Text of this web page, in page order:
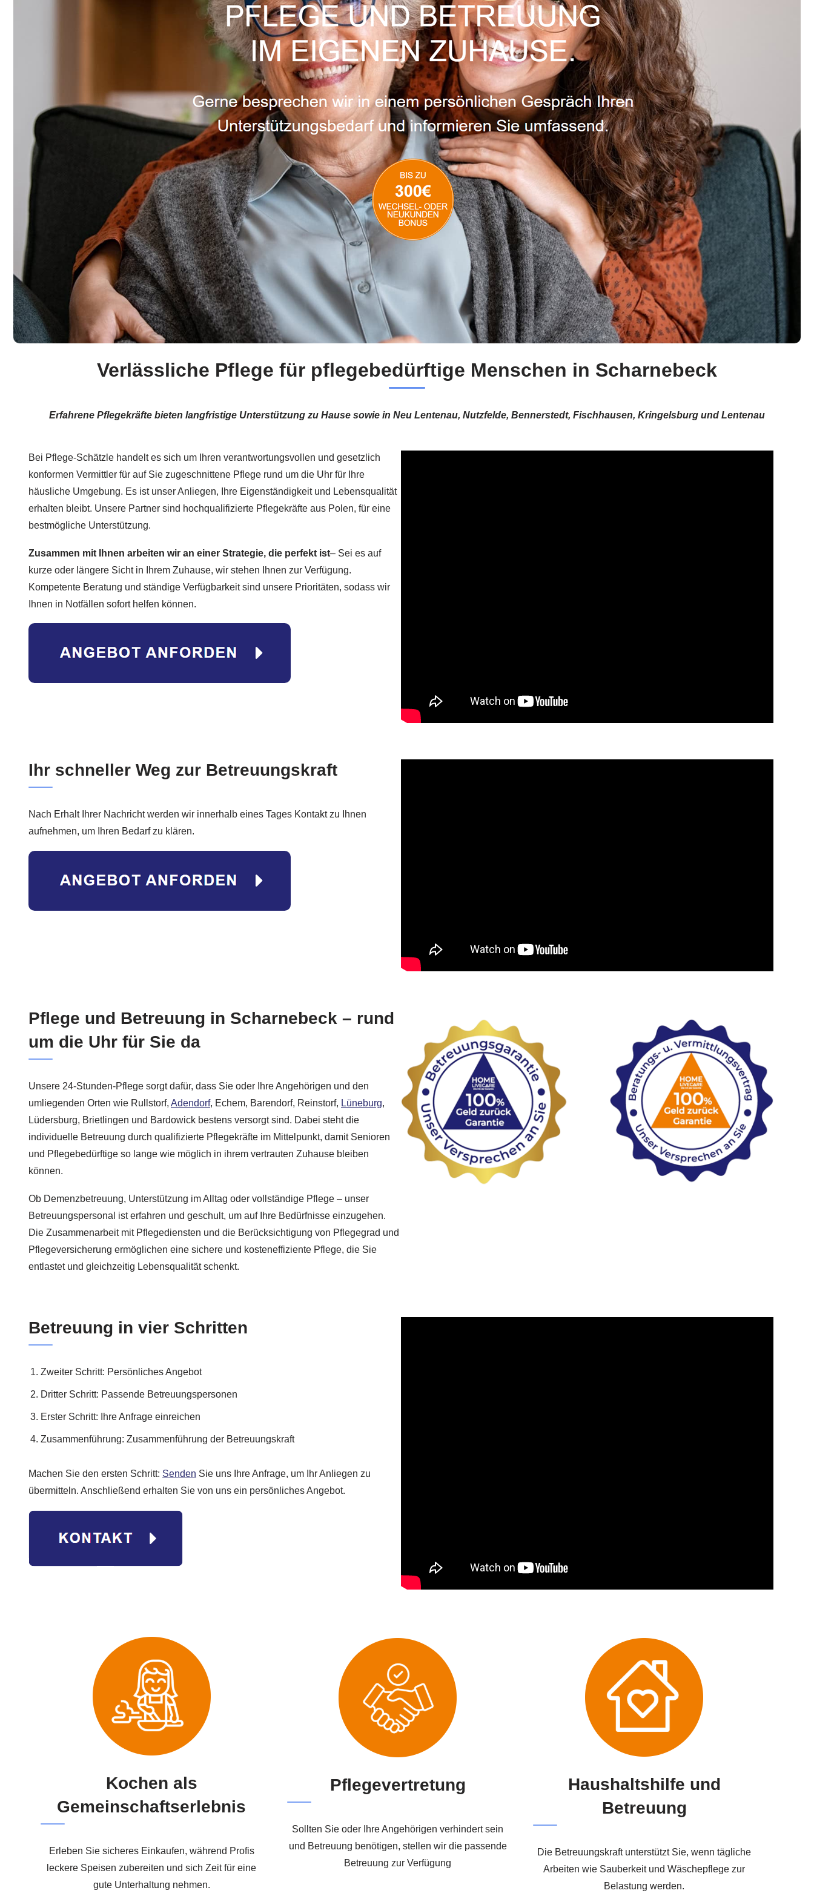
Verlässliche Pflege für pflegebedürftige Menschen in Scharnebeck
Erfahrene Pflegekräfte bieten langfristige Unterstützung zu Hause sowie in Neu Lentenau, Nutzfelde, Bennerstedt, Fischhausen, Kringelsburg und Lentenau
Bei Pflege-Schätzle handelt es sich um Ihren verantwortungsvollen und gesetzlich
konformen Vermittler für auf Sie zugeschnittene Pflege rund um die Uhr für Ihre
häusliche Umgebung. Es ist unser Anliegen, Ihre Eigenständigkeit und Lebensqualität
erhalten bleibt. Unsere Partner sind hochqualifizierte Pflegekräfte aus Polen, für eine
bestmögliche Unterstützung.
Zusammen mit Ihnen arbeiten wir an einer Strategie, die perfekt ist– Sei es auf
kurze oder längere Sicht in Ihrem Zuhause, wir stehen Ihnen zur Verfügung.
Kompetente Beratung und ständige Verfügbarkeit sind unsere Prioritäten, sodass wir
Ihnen in Notfällen sofort helfen können.
Ihr schneller Weg zur Betreuungskraft
Nach Erhalt Ihrer Nachricht werden wir innerhalb eines Tages Kontakt zu Ihnen
aufnehmen, um Ihren Bedarf zu klären.
Pflege und Betreuung in Scharnebeck – rund
um die Uhr für Sie da
Unsere 24-Stunden-Pflege sorgt dafür, dass Sie oder Ihre Angehörigen und den
umliegenden Orten wie Rullstorf, Adendorf, Echem, Barendorf, Reinstorf, Lüneburg,
Lüdersburg, Brietlingen und Bardowick bestens versorgt sind. Dabei steht die
individuelle Betreuung durch qualifizierte Pflegekräfte im Mittelpunkt, damit Senioren
und Pflegebedürftige so lange wie möglich in ihrem vertrauten Zuhause bleiben
können.
Ob Demenzbetreuung, Unterstützung im Alltag oder vollständige Pflege – unser
Betreuungspersonal ist erfahren und geschult, um auf Ihre Bedürfnisse einzugehen.
Die Zusammenarbeit mit Pflegediensten und die Berücksichtigung von Pflegegrad und
Pflegeversicherung ermöglichen eine sichere und kosteneffiziente Pflege, die Sie
entlastet und gleichzeitig Lebensqualität schenkt.
Betreuung in vier Schritten
Zweiter Schritt: Persönliches Angebot
Dritter Schritt: Passende Betreuungspersonen
Erster Schritt: Ihre Anfrage einreichen
Zusammenführung: Zusammenführung der Betreuungskraft
Machen Sie den ersten Schritt: Senden Sie uns Ihre Anfrage, um Ihr Anliegen zu
übermitteln. Anschließend erhalten Sie von uns ein persönliches Angebot.
Kochen als
Gemeinschaftserlebnis
Erleben Sie sicheres Einkaufen, während Profis
leckere Speisen zubereiten und sich Zeit für eine
gute Unterhaltung nehmen.
Pflegevertretung
Sollten Sie oder Ihre Angehörigen verhindert sein
und Betreuung benötigen, stellen wir die passende
Betreuung zur Verfügung
Haushaltshilfe und
Betreuung
Die Betreuungskraft unterstützt Sie, wenn tägliche
Arbeiten wie Sauberkeit und Wäschepflege zur
Belastung werden.